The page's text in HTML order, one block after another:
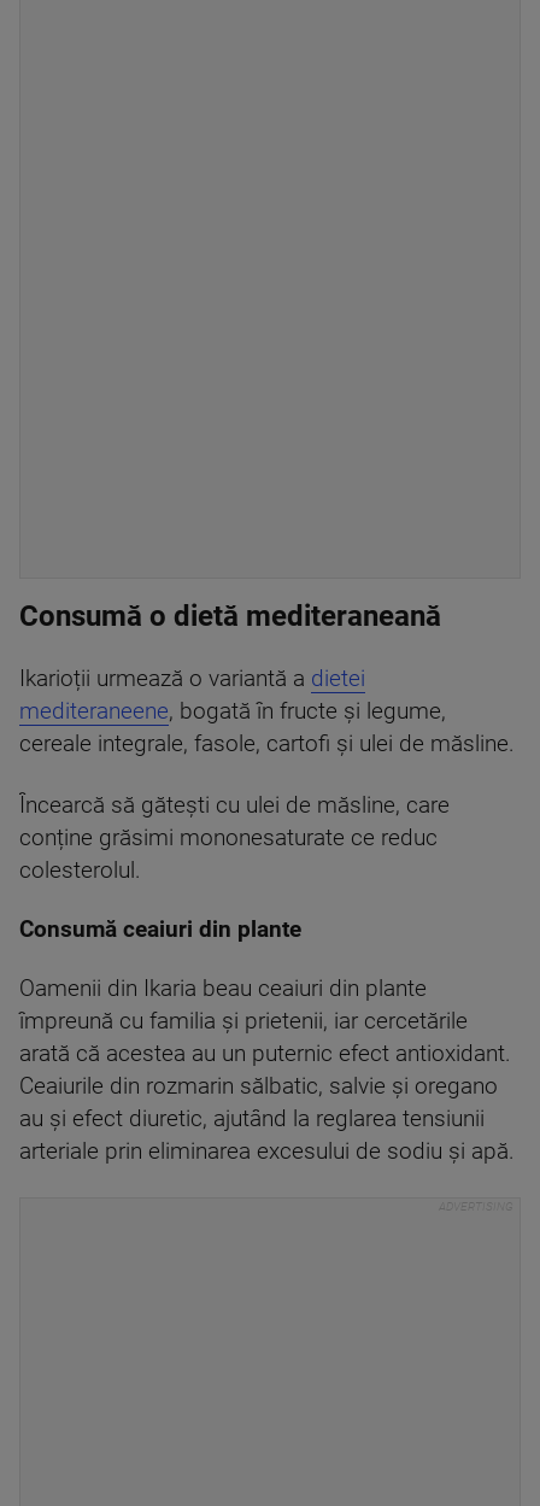
Consumă o dietă mediteraneană
Ikarioții urmează o variantă a dietei
mediteraneene, bogată în fructe și legume,
cereale integrale, fasole, cartofi și ulei de măsline.
Încearcă să gătești cu ulei de măsline, care
conține grăsimi mononesaturate ce reduc
colesterolul.
Consumă ceaiuri din plante
Oamenii din Ikaria beau ceaiuri din plante
împreună cu familia și prietenii, iar cercetările
arată că acestea au un puternic efect antioxidant.
Ceaiurile din rozmarin sălbatic, salvie și oregano
au și efect diuretic, ajutând la reglarea tensiunii
arteriale prin eliminarea excesului de sodiu și apă.